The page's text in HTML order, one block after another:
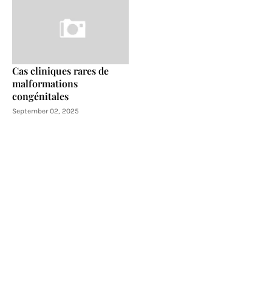
Cas cliniques rares de
malformations
congénitales
September 02, 2025